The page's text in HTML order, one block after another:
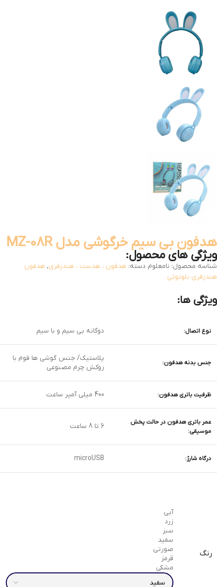
هدفون بی سیم خرگوشی مدل MZ-08R
ویژگی های محصول:
شناسه محصول: نامعلوم دسته: هدفون ، هدست ، هندزفری, هدفون
هندزفری بلوتوثی
ویژگی ها:
نوع اتصال: دوگانه بی سیم و با سیم
جنس بدنه هدفون:
پلاستیک/ جنس گوشی ها فوم با
روکش چرم مصنوعی
ظرفیت باتری هدفون: 400 میلی آمپر ساعت
عمر باتری هدفون در حالت پخش
موسیقی:
6 تا 8 ساعت
درگاه شارژ: microUSB
رنگ
آبی
زرد
سبز
سفید
صورتی
قرمز
مشکی